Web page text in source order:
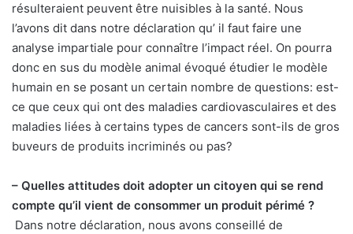
résulteraient peuvent être nuisibles à la santé. Nous
l’avons dit dans notre déclaration qu’ il faut faire une
analyse impartiale pour connaître l’impact réel. On pourra
donc en sus du modèle animal évoqué étudier le modèle
humain en se posant un certain nombre de questions: est-
ce que ceux qui ont des maladies cardiovasculaires et des
maladies liées à certains types de cancers sont-ils de gros
buveurs de produits incriminés ou pas?
– Quelles attitudes doit adopter un citoyen qui se rend
compte qu’il vient de consommer un produit périmé ?
Dans notre déclaration, nous avons conseillé de